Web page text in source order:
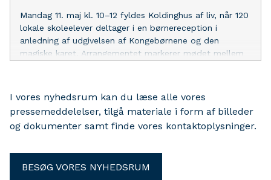
Mandag 11. maj kl. 10–12 fyldes Koldinghus af liv, når 120
lokale skoleelever deltager i en børnereception i
anledning af udgivelsen af Kongebørnene og den
magiske karet. Arrangementet markerer mødet mellem
Pressen er inviteret med.
I vores nyhedsrum kan du læse alle vores
pressemeddelelser, tilgå materiale i form af billeder
og dokumenter samt finde vores kontaktoplysninger.
BESØG VORES NYHEDSRUM